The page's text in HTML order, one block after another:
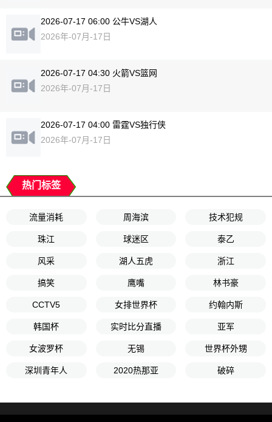
2026-07-17 06:00 公牛VS湖人
2026年-07月-17日
2026-07-17 04:30 火箭VS篮网
2026年-07月-17日
2026-07-17 04:00 雷霆VS独行侠
2026年-07月-17日
热门标签
流量消耗 周海滨 技术犯规
珠江 球迷区 泰乙
风采 湖人五虎 浙江
搞笑 鹰嘴 林书豪
CCTV5 女排世界杯 约翰内斯
韩国杯 实时比分直播 亚军
女波罗杯 无锡 世界杯外甥
深圳青年人 2020热那亚 破碎